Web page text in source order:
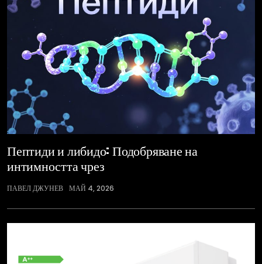
Пептиди и либидо: Подобряване на
интимността чрез
ПАВЕЛ ДЖУНЕВ МАЙ 4, 2026